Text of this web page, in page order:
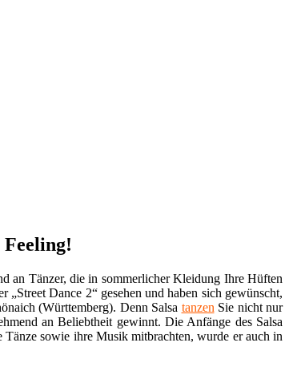
Feeling!
an Tänzer, die in sommerlicher Kleidung Ihre Hüften
Dance 2“ gesehen und haben sich gewünscht,
(Württemberg). Denn Salsa tanzen Sie nicht nur
an Beliebtheit gewinnt. Die Anfänge des Salsa
sowie ihre Musik mitbrachten, wurde er auch in